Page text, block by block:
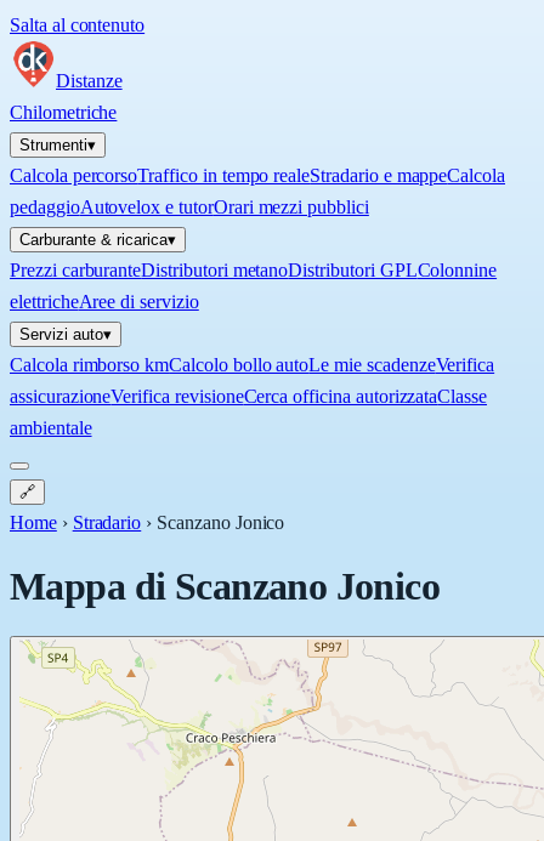
Salta al contenuto
Distanze
Chilometriche
Strumenti▾
Calcola percorsoTraffico in tempo realeStradario e mappeCalcola
pedaggioAutovelox e tutorOrari mezzi pubblici
Carburante & ricarica▾
Prezzi carburanteDistributori metanoDistributori GPLColonnine
elettricheAree di servizio
Servizi auto▾
Calcola rimborso kmCalcolo bollo autoLe mie scadenzeVerifica
assicurazioneVerifica revisioneCerca officina autorizzataClasse
ambientale
🔗
Home › Stradario › Scanzano Jonico
Mappa di Scanzano Jonico